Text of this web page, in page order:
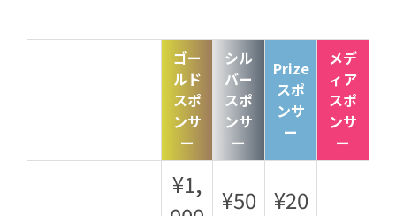
ゴー
ルド
スポ
ンサ
ー
シル
バー
スポ
ンサ
ー
Prize
スポ
ンサ
ー
メデ
ィア
スポ
ンサ
ー
¥1,
¥50 ¥20